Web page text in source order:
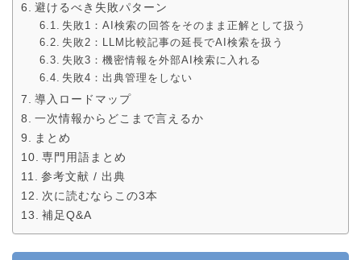
避けるべき失敗パターン
失敗1：AI検索の回答をそのまま正解として扱う
失敗2：LLM比較記事の延長でAI検索を扱う
失敗3：機密情報を外部AI検索に入れる
失敗4：出典管理をしない
導入ロードマップ
一次情報からどこまで言えるか
まとめ
専門用語まとめ
参考文献 / 出典
次に読むならこの3本
補足Q&A